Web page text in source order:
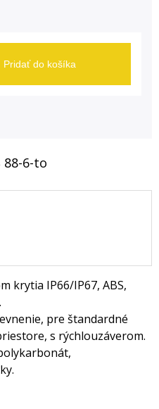
Pridať do košíka
88-6-to
krytia IP66/IP67, ABS,
pre štandardné
s rýchlouzáverom.